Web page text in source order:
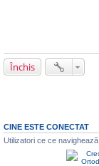
Închis
CINE ESTE CONECTAT
Utilizatori ce ce